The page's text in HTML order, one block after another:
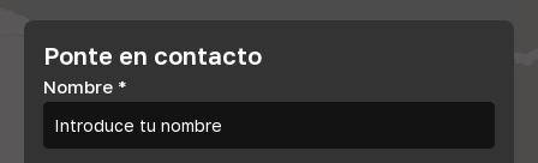
Ponte en contacto
Nombre *